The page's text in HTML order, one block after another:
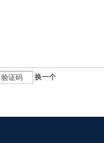
换一个